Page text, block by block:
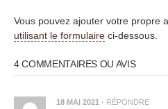
Vous pouvez ajouter votre propre
utilisant le formulaire ci-dessous.
4 COMMENTAIRES OU AVIS
18 MAI 2021 · RÉPONDRE